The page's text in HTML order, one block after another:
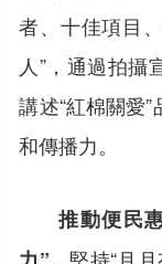
者、十佳項目
人”，通過拍攝
講述“紅棉關愛
和傳播力。
推動便民
堅持“月